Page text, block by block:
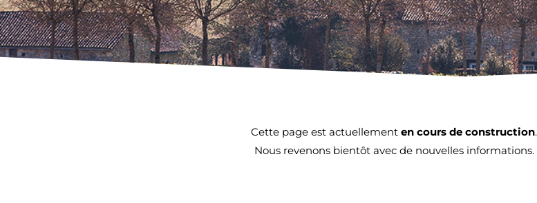
Cette page est actuellement en cours de construction.
Nous revenons bientôt avec de nouvelles informations.